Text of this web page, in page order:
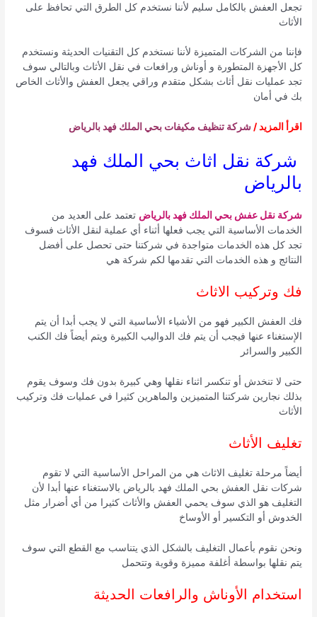
تجعل العفش بالكامل سليم لأننا نستخدم كل الطرق التي تحافظ على
الأثاث
فإننا من الشركات المتميزة لأننا نستخدم كل التقنيات الحديثة ونستخدم
كل الأجهزة المتطورة و أوناش ورافعات في نقل الأثاث وبالتالي سوف
تجد عمليات نقل أثاث بشكل متقدم وراقي يجعل العفش والأثاث الخاص
بك في أمان
اقرأ المزيد /شركة تنظيف مكيفات بحي الملك فهد بالرياض
شركة نقل اثاث بحي الملك فهد
بالرياض
شركة نقل عفش بحي الملك فهد بالرياض تعتمد على العديد من
الخدمات الأساسية التي يجب فعلها أثناء أي عملية لنقل الأثاث فسوف
تجد كل هذه الخدمات متواجدة في شركتنا حتى تحصل على أفضل
النتائج و هذه الخدمات التي تقدمها لكم شركة هي
فك وتركيب الاثاث
فك العفش الكبير فهو من الأشياء الأساسية التي لا يجب أبدا أن يتم
الإستغناء عنها فيجب أن يتم فك الدواليب الكبيرة ويتم أيضاً فك الكنب
الكبير والسرائر
حتى لا تنخدش أو تنكسر اثناء نقلها وهي كبيرة بدون فك وسوف يقوم
بذلك نجارين شركتنا المتميزين والماهرين كثيرا في عمليات فك وتركيب
الأثاث
تغليف الأثاث
أيضاً مرحلة تغليف الاثاث هي من المراحل الأساسية التي لا تقوم
شركات نقل العفش بحي الملك فهد بالرياض بالاستغناء عنها أبدا لأن
التغليف هو الذي سوف يحمي العفش والأثاث كثيرا من أي أضرار مثل
الخدوش أو التكسير أو الأوساخ
ونحن نقوم بأعمال التغليف بالشكل الذي يتناسب مع القطع التي سوف
يتم نقلها بواسطة أغلفة مميزة وقوية وتتحمل
استخدام الأوناش والرافعات الحديثة